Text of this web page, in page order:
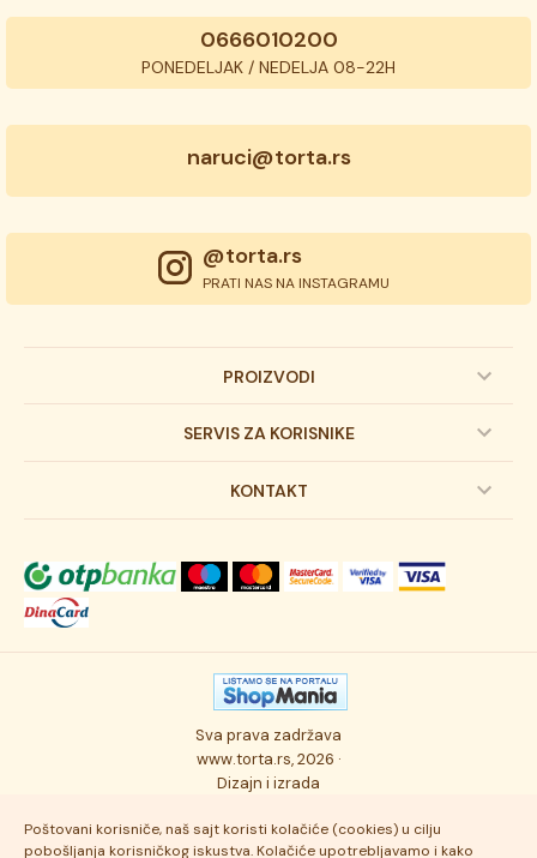
Poštovani korisniče, naš sajt koristi kolačiće (cookies) u cilju
pobošljanja korisničkog iskustva. Kolačiće upotrebljavamo i kako
0666010200
PONEDELJAK / NEDELJA 08-22H
naruci@torta.rs
@torta.rs
PRATI NAS NA INSTAGRAMU
PROIZVODI
Dečije torte
Svadbene torte
Torta klasici
Osmisli tortu
Ukusi torti
SERVIS ZA KORISNIKE
Prijava na newsletter
Dostava robe
Autorska prava
Politika privatnosti
Najčešće postavljana pitanja
KONTAKT
Novosti
Posao
Kontakt
Sva prava zadržava
www.torta.rs, 2026 ·
Dizajn i izrada